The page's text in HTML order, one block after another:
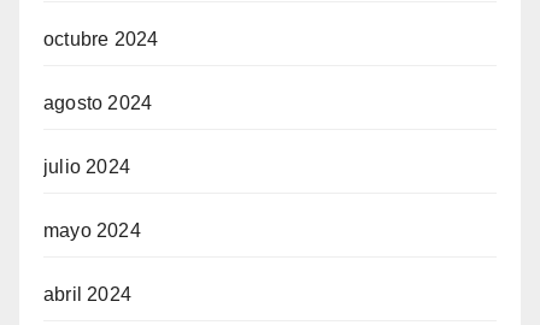
octubre 2024
agosto 2024
julio 2024
mayo 2024
abril 2024